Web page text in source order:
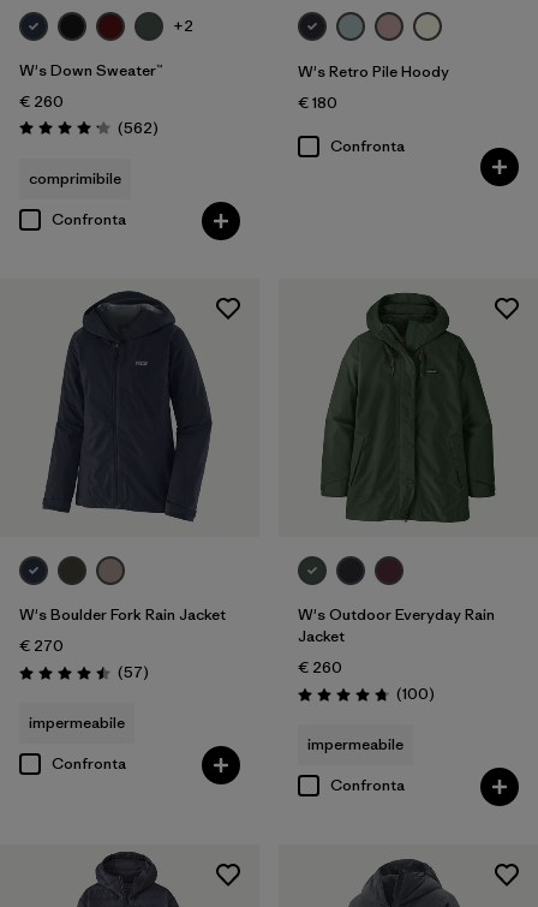
+2
W's Down Sweater™
€ 260
Valutazione: 4.1 / 5
(562Recensioni
)
comprimibile
Confronta
W's Retro Pile Hoody
€ 180
Confronta
W's Boulder Fork Rain Jacket
€ 270
Valutazione: 4.5 / 5
(57Recensioni
)
impermeabile
Confronta
W's Outdoor Everyday Rain
Jacket
€ 260
Valutazione: 4.7 / 5
(100Recensioni
)
impermeabile
Confronta